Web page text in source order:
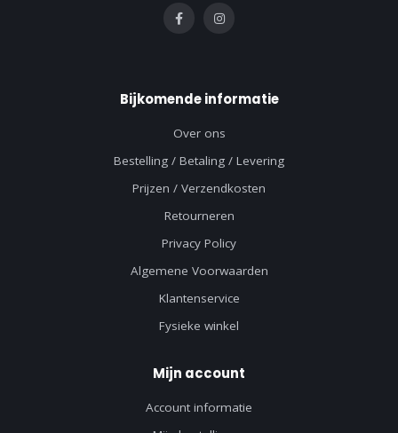
Bijkomende informatie
Over ons
Bestelling / Betaling / Levering
Prijzen / Verzendkosten
Retourneren
Privacy Policy
Algemene Voorwaarden
Klantenservice
Fysieke winkel
Mijn account
Account informatie